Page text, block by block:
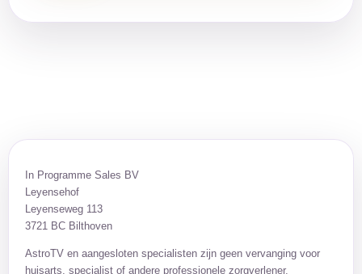
In Programme Sales BV
Leyensehof
Leyenseweg 113
3721 BC Bilthoven
AstroTV en aangesloten specialisten zijn geen vervanging voor
huisarts, specialist of andere professionele zorgverlener.